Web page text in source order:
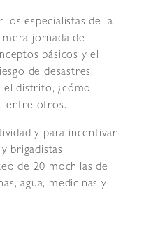
los especialistas de la
jornada de
básicos y el
de desastres,
el distrito, ¿cómo
entre otros.
y para incentivar
brigadistas
de 20 mochilas de
agua, medicinas y